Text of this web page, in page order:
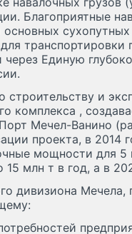
Благоприятные
транспортировки
Единую
и
комплекса ,
Мечел-Ванино
проекта, в 2014
мощности для 5
15 млн т в год, а в
дивизиона